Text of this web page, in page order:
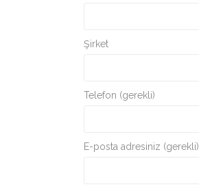
Şirket
Telefon (gerekli)
E-posta adresiniz (gerekli)